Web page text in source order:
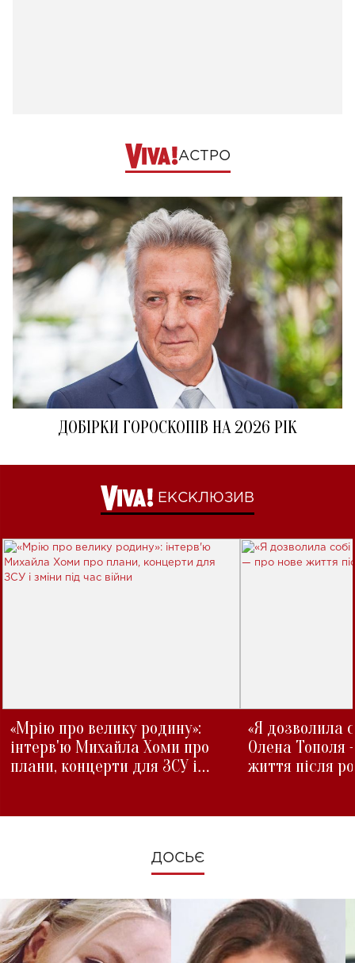
АСТРО
ДОБІРКИ ГОРОСКОПІВ НА 2026 РІК
ЕКСКЛЮЗИВ
«Мрію про велику родину»:
інтерв'ю Михайла Хоми про
плани, концерти для ЗСУ і
«Я дозволила
Олена Тополя
життя після
ДОСЬЄ